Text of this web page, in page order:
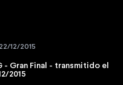
22/12/2015
- Gran Final - transmitido el
2015